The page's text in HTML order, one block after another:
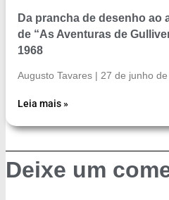
Da prancha de desenho ao
de “As Aventuras de
1968
Augusto Tavares 27 de junho
Leia mais »
Deixe um